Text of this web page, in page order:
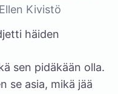
Kivistö
häiden
sen pidäkään olla.
se asia, mikä jää